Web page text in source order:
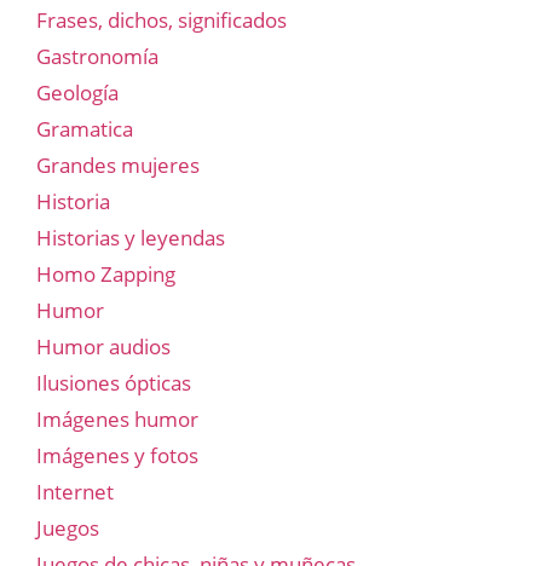
Frases, dichos, significados
Gastronomía
Geología
Gramatica
Grandes mujeres
Historia
Historias y leyendas
Homo Zapping
Humor
Humor audios
Ilusiones ópticas
Imágenes humor
Imágenes y fotos
Internet
Juegos